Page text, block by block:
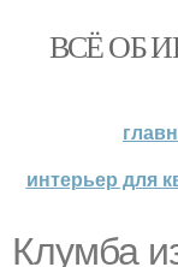
ВСЁ ОБ
интерьер для
Клумба